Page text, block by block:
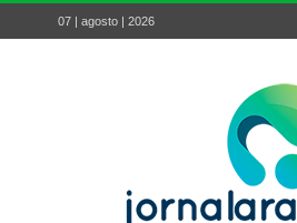
07 | agosto | 2026